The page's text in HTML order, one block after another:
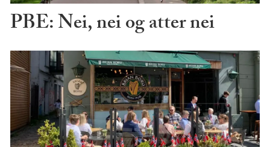
PBE: Nei, nei og atter nei